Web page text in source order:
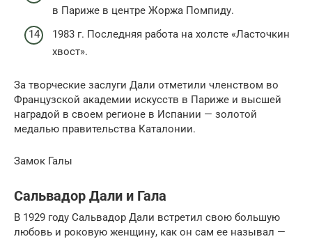
в Париже в центре Жоржа Помпиду.
1983 г. Последняя работа на холсте «Ласточкин
хвост».
За творческие заслуги Дали отметили членством во
Французской академии искусств в Париже и высшей
наградой в своем регионе в Испании — золотой
медалью правительства Каталонии.
Замок Галы
Сальвадор Дали и Гала
В 1929 году Сальвадор Дали встретил свою большую
любовь и роковую женщину, как он сам ее называл —